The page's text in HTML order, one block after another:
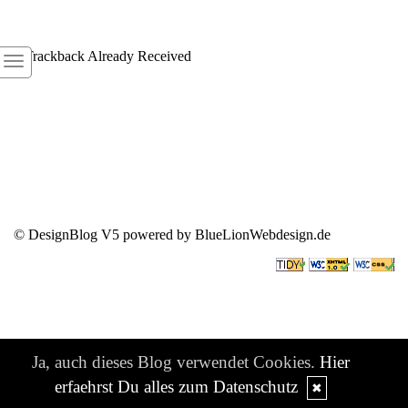
1 Trackback Already Received
© DesignBlog V5 powered by BlueLionWebdesign.de
Ja, auch dieses Blog verwendet Cookies. Hier
erfaehrst Du alles zum Datenschutz
✖